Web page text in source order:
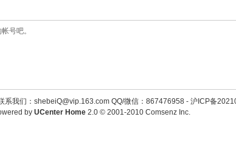
号吧。
系我们：shebeiQ@vip.163.com QQ/微信：867476958- 沪ICP备
by UCenter Home 2.0© 2001-2010 Comsenz Inc.